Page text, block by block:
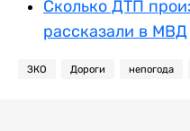
Сколько ДТП
рассказали в МВД
ЗКО Дороги непогода